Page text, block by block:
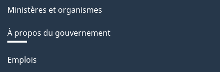
Ministères et organismes
À propos du gouvernement
Thèmes
Emplois